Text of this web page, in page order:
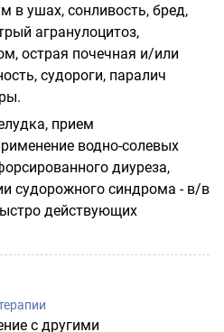
в ушах, сонливость, бред,
агранулоцитоз,
острая почечная и/или
судороги, паралич
прием
водно-солевых
диуреза,
судорожного синдрома - в/в
действующих
с другими